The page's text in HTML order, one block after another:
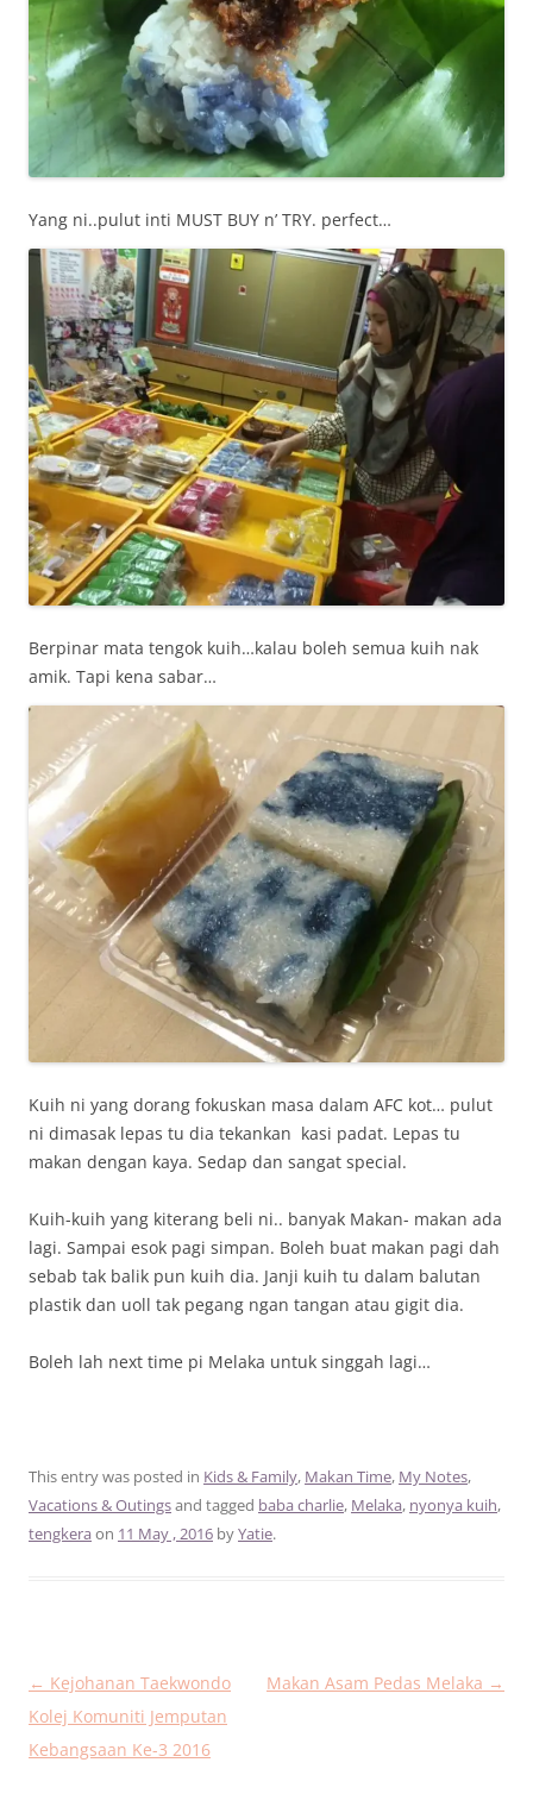
Yang ni..pulut inti MUST BUY n’ TRY. perfect…
Berpinar mata tengok kuih…kalau boleh semua kuih nak
amik. Tapi kena sabar…
Kuih ni yang dorang fokuskan masa dalam AFC kot… pulut
ni dimasak lepas tu dia tekankan kasi padat. Lepas tu
makan dengan kaya. Sedap dan sangat special.
Kuih-kuih yang kiterang beli ni.. banyak Makan- makan ada
lagi. Sampai esok pagi simpan. Boleh buat makan pagi dah
sebab tak balik pun kuih dia. Janji kuih tu dalam balutan
plastik dan uoll tak pegang ngan tangan atau gigit dia.
Boleh lah next time pi Melaka untuk singgah lagi…
This entry was posted in Kids & Family, Makan Time, My Notes,
Vacations & Outingsand tagged baba charlie, Melaka, nyonya kuih,
tengkera on 11 May , 2016 byYatie.
Post
navigation
← Kejohanan Taekwondo
Kolej Komuniti Jemputan
Kebangsaan Ke-3 2016
Makan Asam Pedas Melaka →